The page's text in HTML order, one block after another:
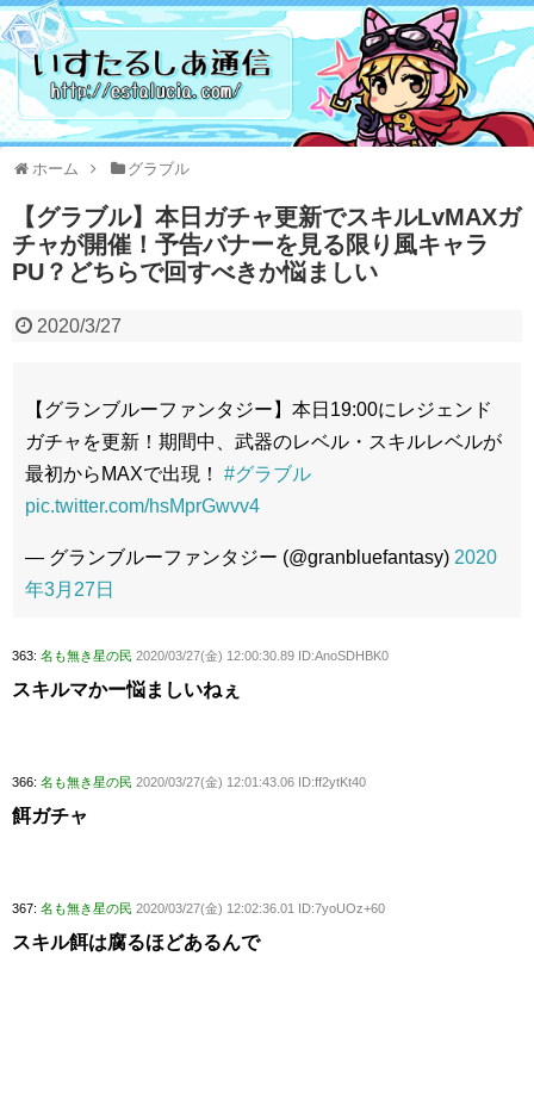
ホーム グラブル
【グラブル】本日ガチャ更新でスキルLvMAXガ
チャが開催！予告バナーを見る限り風キャラ
PU？どちらで回すべきか悩ましい
2020/3/27
【グランブルーファンタジー】本日19:00にレジェンド
ガチャを更新！期間中、武器のレベル・スキルレベルが
最初からMAXで出現！ #グラブル
pic.twitter.com/hsMprGwvv4
— グランブルーファンタジー (@granbluefantasy) 2020
年3月27日
363: 名も無き星の民 2020/03/27(金) 12:00:30.89 ID:AnoSDHBK0
スキルマかー悩ましいねぇ
366: 名も無き星の民 2020/03/27(金) 12:01:43.06 ID:ff2ytKt40
餌ガチャ
367: 名も無き星の民 2020/03/27(金) 12:02:36.01 ID:7yoUOz+60
スキル餌は腐るほどあるんで